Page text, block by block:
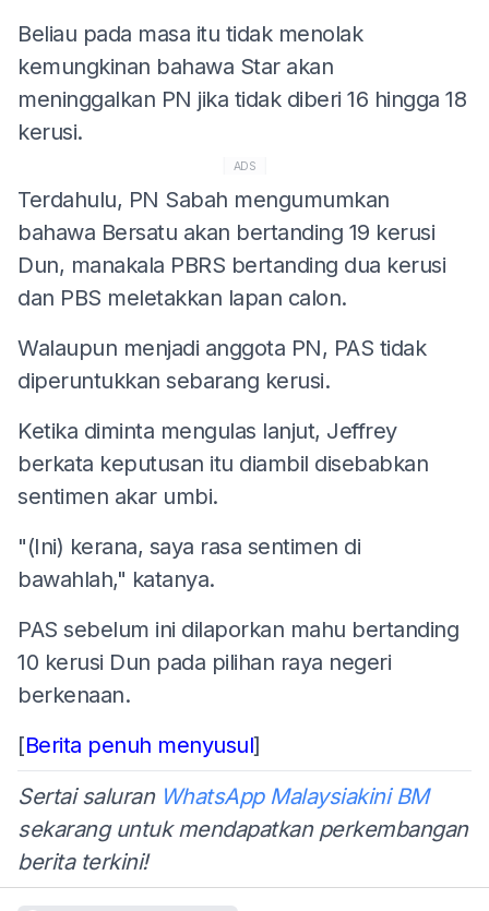
Beliau pada masa itu tidak menolak
kemungkinan bahawa Star akan
meninggalkan PN jika tidak diberi 16 hingga 18
kerusi.
ADS
Terdahulu, PN Sabah mengumumkan
bahawa Bersatu akan bertanding 19 kerusi
Dun, manakala PBRS bertanding dua kerusi
dan PBS meletakkan lapan calon.
Walaupun menjadi anggota PN, PAS tidak
diperuntukkan sebarang kerusi.
Ketika diminta mengulas lanjut, Jeffrey
berkata keputusan itu diambil disebabkan
sentimen akar umbi.
"(Ini) kerana, saya rasa sentimen di
bawahlah," katanya.
PAS sebelum ini dilaporkan mahu bertanding
10 kerusi Dun pada pilihan raya negeri
berkenaan.
[Berita penuh menyusul]
Sertai saluran WhatsApp Malaysiakini BM
sekarang untuk mendapatkan perkembangan
berita terkini!